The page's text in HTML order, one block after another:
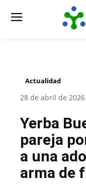
Actualidad
28 de abril de 2026
Yerba
pareja
a una
arma de